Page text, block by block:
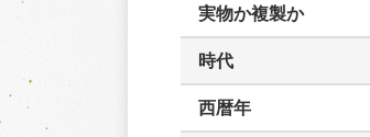
実物か複製か
時代
西暦年